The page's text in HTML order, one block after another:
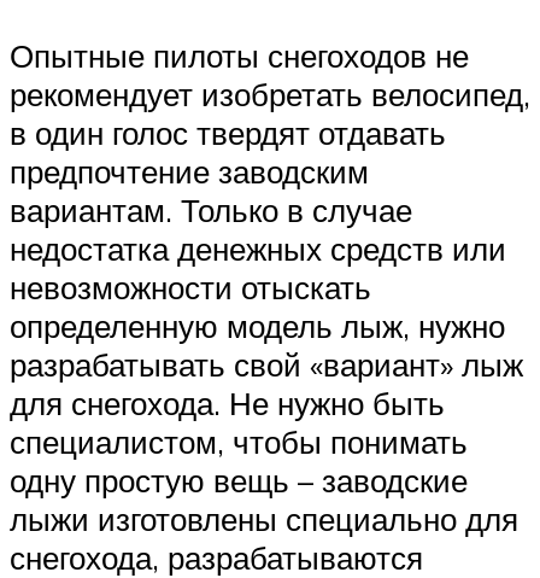
Опытные пилоты снегоходов не
рекомендует изобретать велосипед,
в один голос твердят отдавать
предпочтение заводским
вариантам. Только в случае
недостатка денежных средств или
невозможности отыскать
определенную модель лыж, нужно
разрабатывать свой «вариант» лыж
для снегохода. Не нужно быть
специалистом, чтобы понимать
одну простую вещь – заводские
лыжи изготовлены специально для
снегохода, разрабатываются